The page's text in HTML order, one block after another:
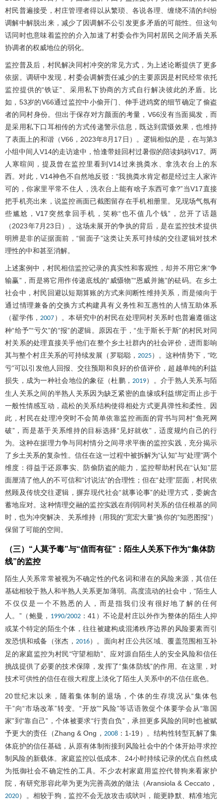
村民普遍接受，村庄管理者得以从繁琐、各说各理、缠绕不清的纠纷
调解中解脱出来，减少了因调解不公引发更多矛盾的可能性。但这句
话同时也意味着监控的介入加速了村委会作为同村居民之间矛盾关系
协调者的权威地位的弱化。
监控普及后，村民解决同村冲突的常见方式，为上述论断提供了更多
依据。调研中发现，村委会调解责任减少的主要原因是村民经常依托
监控提供的“铁证”、采用私下协商的方式自行解决彼此的矛盾。比
如，53岁的V66通过监控中小偷开门、伸手进鸡窝的细节确定了偷盗
者的同村身份。但出于保存对方颜面的考量，V66没有当面揭发，而
是采用私下口耳相传的方式传递警示信息，既达到震慑效果，也维持
了表面上的和谐（V66，2023年8月17日）。逻辑相似的是，在与第3
小组中间人V14的走访途中，恰逢带娃回村过暑假的陪读妈妈V17。两
人寒暄间，提及曾在监控里看到V14过来挑粪水、拿洗衣台上的东
西。对此，V14神色不自然地反驳：“我挑粪水肯定都是经过主人家许
可的，你家里平常不住人，洗衣台上能有啥子东西可拿?”当V17直接
把手机亮出来，说监控画面已截图留存在手机相册里。见现场气氛有
些尴尬，V17突然拿回手机，笑称“也不值几个钱”，岔开了话题
（2023年7月23日）。这场未展开的争执的背后，是在监控技术提供
明辨是非的证据面前，“留面子”这类让关系可持续的交往逻辑对技术
理性的中和甚至消解。
上述案例中，村民相信监控记录的真实性和客观性，却并不用它来“争
输赢”，而是将它用作传递底线的“威慑物”“恩威并施”的砝码。在乡土
社会中，村民回避以短期算账的方式来间断性维持关系，而是倾向于
通过情理兼备的交换方式构建具有义务性和互惠性的人情互助体系
（翟学伟，2007 ）。本研究中的村民在处理同村关系时也普遍遵循这
种“给予”“亏欠”的“报”的逻辑。原因在于，“生于斯长于斯”的村民对同
村关系的处理直接关乎他们在整个乡土社群内的社会评价，进而影响
其与整个村庄关系的可持续发展（罗聪聪， 2025）。这种情势下，“吃
亏”可以引发他人回报、交往预期和良好的价值评价，超越单纯的利益
损失，成为一种社会地位的象征（杜鹏，2019）。介于熟人关系与陌
生人关系之间的半熟人关系因为缺乏紧密的血缘或利益绑定而止步于
一般性情感互动，疏松的关系结构使得相处方式更具弹性和柔性。因
此，村民在处理冲突时不会简单依靠监控画面的背书与同村“鱼死网
破”，而是基于关系维持的目标选择“见好就收”，适度规约自己的行
为。这种在据理力争与同村情分之间寻求平衡的监控实践，充分揭示
了乡土关系的复杂性。信任在这一过程中被拆解为“认知”与“处理”两个
维度：得益于还原事实、防偷防盗的能力，监控帮助村民在“认知”层
面厘清了他人的不可信和“讨说法”的合理性；但在“处理”层面，村民依
然顾及传统交往逻辑，摒弃现代社会“就事论事”的处理方式，委婉含
蓄地应对。这种情理交融的监控实践在削弱同村关系的信任根基的同
时，也为冲突解决、关系维持（用我的“宽宏大量”换你的“知恩图报”）
保留了可能的空间。
（三）“人莫予毒”与“信而有征”：陌生人关系下作为“集体防
线”的监控
陌生人关系常常被视为不确定性的代名词和潜在的风险来源，其信任
基础相较于熟人和半熟人关系更加薄弱。高度流动的社会中，“陌生人
不仅仅是一个不熟悉的人，而是指我们没有很好地了解的任何
人。”（鲍曼， 1990/2002：41）不论是村庄以外作为整体的陌生人抑
或某个特定的陌生个体，往往被建构成混淆秩序边界的风险要素而引
发恐惧和戒备（张杰， 2016）。面向村庄公共区域、覆盖范围相互补
足的家庭监控为村民“守望相助”、应对源自陌生人的安全风险和信任
挑战提供了必要的技术保障，发挥了“集体防线”的作用。在这里，对
技术可供性的信任在很大程度上淡化了陌生人关系中的不信任底色。
20世纪末以来，随着集体制的退场，个体的生存境况从“集体包
干”向“市场改革”转变。“开放”“风险”等话语敦促个体要学会从“靠国
家”到“靠自己”，个体被要求“行责自负”，承担更多风险的同时也被赋
予更大的责任（Zhang & Ong， 2008：1-19）。结构性转型瓦解了集
体庇护的信任基础，从原有体制衔接到风险社会中的个体开始寻求控
制风险的新载体。家庭监控以低成本、24小时持续记录的优点自然成
为抵御社会不确定性的工具。不少农村家庭用监控代替狗来看家护
院，有研究形容此举为更为完善高效的做法（Aransiola & Ceccato，
2020）。相较于狗，监控不会无故攻击或吠叫，能更静默、精准地完